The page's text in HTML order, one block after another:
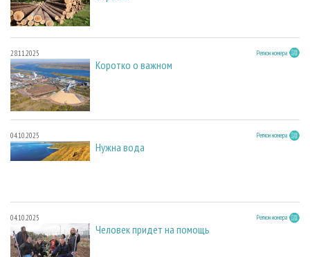
28.11.2025 Регион номера
Коротко о важном
04.10.2025 Регион номера
Нужна вода
04.10.2025 Регион номера
Человек придет на помощь